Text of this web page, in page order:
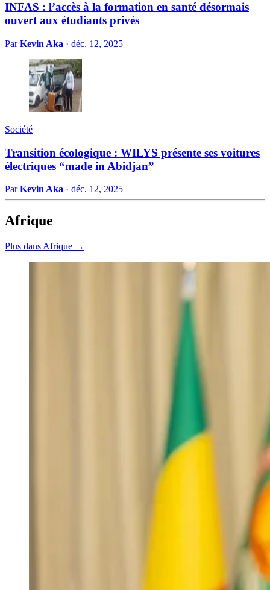
INFAS : l’accès à la formation en santé désormais
ouvert aux étudiants privés
ParKevin Aka · déc. 12, 2025
Société
Transition écologique : WILYS présente ses voitures
électriques “made in Abidjan”
ParKevin Aka · déc. 12, 2025
Afrique
Plus dans Afrique →